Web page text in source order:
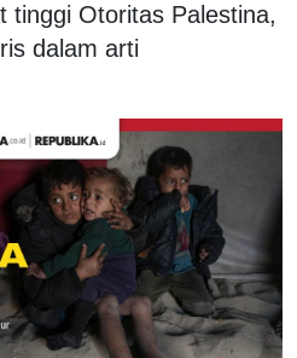
tinggi Otoritas Palestina,
dalam arti